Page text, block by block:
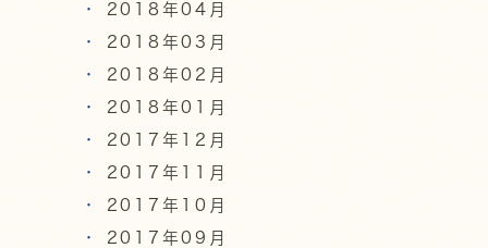
2018年04月
2018年03月
2018年02月
2018年01月
2017年12月
2017年11月
2017年10月
2017年09月